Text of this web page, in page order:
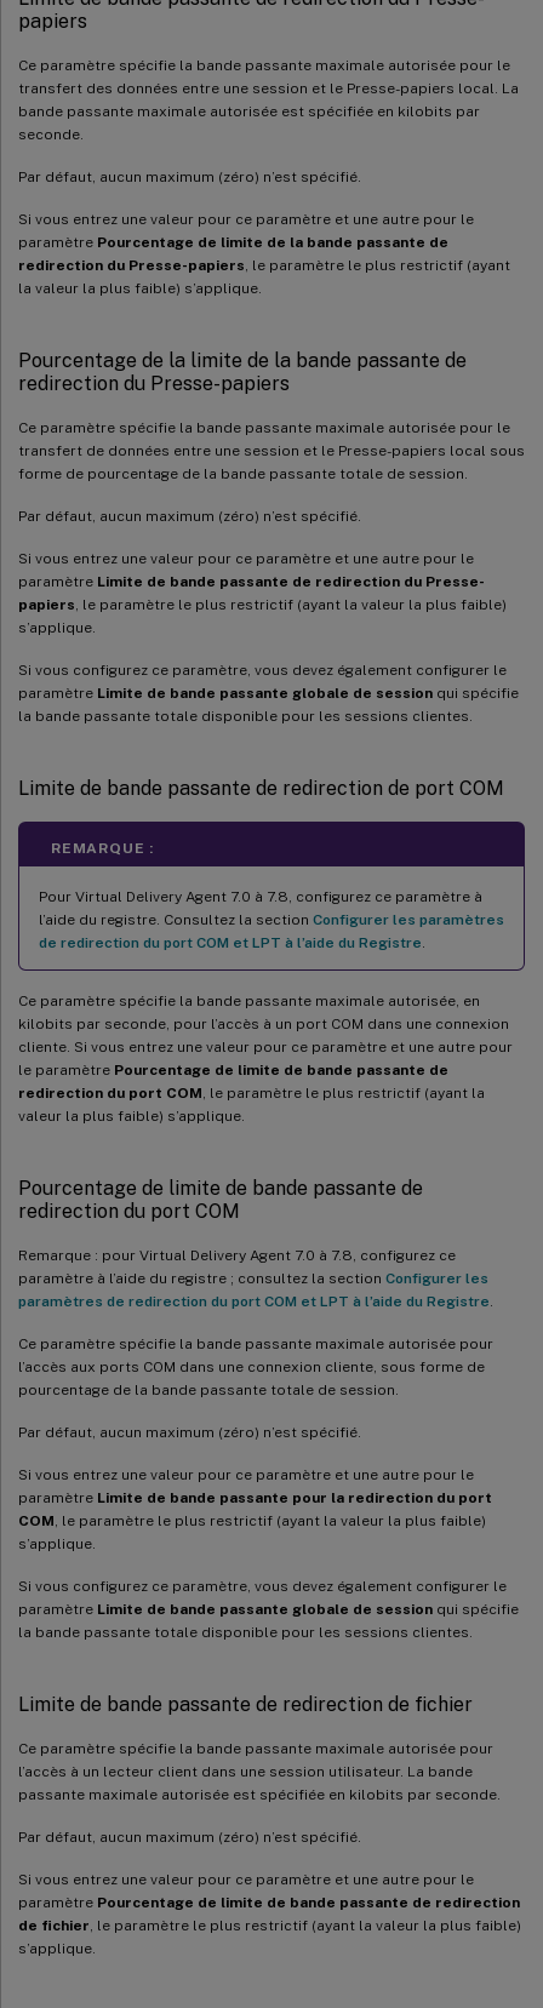
papiers
Ce paramètre spécifie la bande passante maximale autorisée pour le
transfert des données entre une session et le Presse-papiers local. La
bande passante maximale autorisée est spécifiée en kilobits par
seconde.
Par défaut, aucun maximum (zéro) n’est spécifié.
Si vous entrez une valeur pour ce paramètre et une autre pour le
paramètre Pourcentage de limite de la bande passante de
redirection du Presse-papiers , le paramètre le plus restrictif (ayant
la valeur la plus faible) s’applique.
Pourcentage de la limite de la bande passante de
redirection du Presse-papiers
Ce paramètre spécifie la bande passante maximale autorisée pour le
transfert de données entre une session et le Presse-papiers local sous
forme de pourcentage de la bande passante totale de session.
Par défaut, aucun maximum (zéro) n’est spécifié.
Si vous entrez une valeur pour ce paramètre et une autre pour le
paramètre Limite de bande passante de redirection du Presse-
papiers , le paramètre le plus restrictif (ayant la valeur la plus faible)
s’applique.
Si vous configurez ce paramètre, vous devez également configurer le
paramètre Limite de bande passante globale de session qui spécifie
la bande passante totale disponible pour les sessions clientes.
Limite de bande passante de redirection de port COM
REMARQUE :
Pour Virtual Delivery Agent 7.0 à 7.8, configurez ce paramètre à
l’aide du registre. Consultez la section Configurer les paramètres
de redirection du port COM et LPT à l’aide du Registre
Ce paramètre spécifie la bande passante maximale autorisée, en
kilobits par seconde, pour l’accès à un port COM dans une connexion
cliente. Si vous entrez une valeur pour ce paramètre et une autre pour
le paramètre Pourcentage de limite de bande passante de
redirection du port COM , le paramètre le plus restrictif (ayant la
valeur la plus faible) s’applique.
Pourcentage de limite de bande passante de
redirection du port COM
Remarque : pour Virtual Delivery Agent 7.0 à 7.8, configurez ce
paramètre à l’aide du registre ; consultez la section Configurer les
paramètres de redirection du port COM et LPT à l’aide du Registre
Ce paramètre spécifie la bande passante maximale autorisée pour
l’accès aux ports COM dans une connexion cliente, sous forme de
pourcentage de la bande passante totale de session.
Par défaut, aucun maximum (zéro) n’est spécifié.
Si vous entrez une valeur pour ce paramètre et une autre pour le
paramètre Limite de bande passante pour la redirection du port
COM , le paramètre le plus restrictif (ayant la valeur la plus faible)
s’applique.
Si vous configurez ce paramètre, vous devez également configurer le
paramètre Limite de bande passante globale de session qui spécifie
la bande passante totale disponible pour les sessions clientes.
Limite de bande passante de redirection de fichier
Ce paramètre spécifie la bande passante maximale autorisée pour
l’accès à un lecteur client dans une session utilisateur. La bande
passante maximale autorisée est spécifiée en kilobits par seconde.
Par défaut, aucun maximum (zéro) n’est spécifié.
Si vous entrez une valeur pour ce paramètre et une autre pour le
paramètre Pourcentage de limite de bande passante de redirection
de fichier , le paramètre le plus restrictif (ayant la valeur la plus faible)
s’applique.